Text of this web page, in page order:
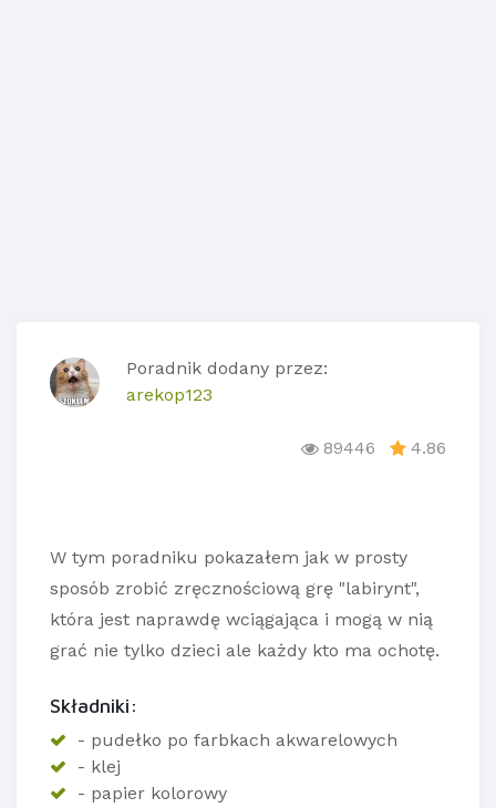
Poradnik dodany przez:
arekop123
89446 4.86
W tym poradniku pokazałem jak w prosty
sposób zrobić zręcznościową grę "labirynt",
która jest naprawdę wciągająca i mogą w nią
grać nie tylko dzieci ale każdy kto ma ochotę.
Składniki:
- pudełko po farbkach akwarelowych
- klej
- papier kolorowy